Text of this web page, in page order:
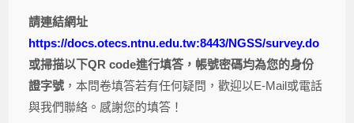
請連結網址
https://docs.otecs.ntnu.edu.tw:8443/NGSS/survey.do
或掃描以下QR code進行填答，帳號密碼均為您的身份
證字號 ，本問卷填答若有任何疑問，歡迎以E-Mail或電話
與我們聯絡。感謝您的填答！